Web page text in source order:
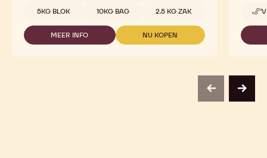
Beschikbare maten
5KG BLOK 10KG BAG 2.5 KG ZAK
MEER INFO
-
NU KOPEN
-
previousnext